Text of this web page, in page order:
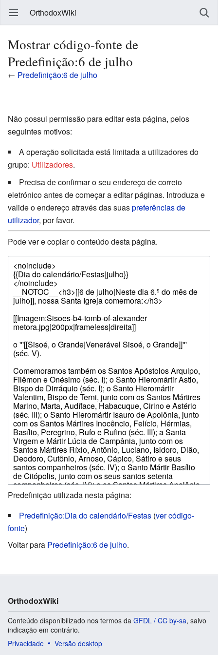
OrthodoxWiki
Mostrar código-fonte de
Predefinição:6 de julho
← Predefinição:6 de julho
Não possui permissão para editar esta página, pelos
seguintes motivos:
A operação solicitada está limitada a utilizadores do
grupo: Utilizadores.
Precisa de confirmar o seu endereço de correio
eletrónico antes de começar a editar páginas. Introduza e
valide o endereço através das suaspreferências de
utilizador, por favor.
Pode ver e copiar o conteúdo desta página.
Predefinição utilizada nesta página:
Predefinição:Dia do calendário/Festas (ver código-
fonte)
Voltar para Predefinição:6 de julho.
OrthodoxWiki
Conteúdo disponibilizado nos termos da GFDL / CC by-sa, salvo
indicação em contrário.
Privacidade
Versão desktop